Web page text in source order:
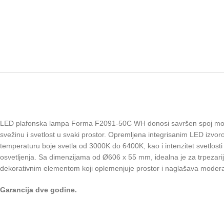
LED plafonska lampa Forma F2091-50C WH donosi savršen spoj
svežinu i svetlost u svaki prostor. Opremljena integrisanim LED
temperaturu boje svetla od 3000K do 6400K, kao i intenzitet
osvetljenja. Sa dimenzijama od Ø606 x 55 mm, idealna je za
dekorativnim elementom koji oplemenjuje prostor i naglašava
Garancija dve godine.